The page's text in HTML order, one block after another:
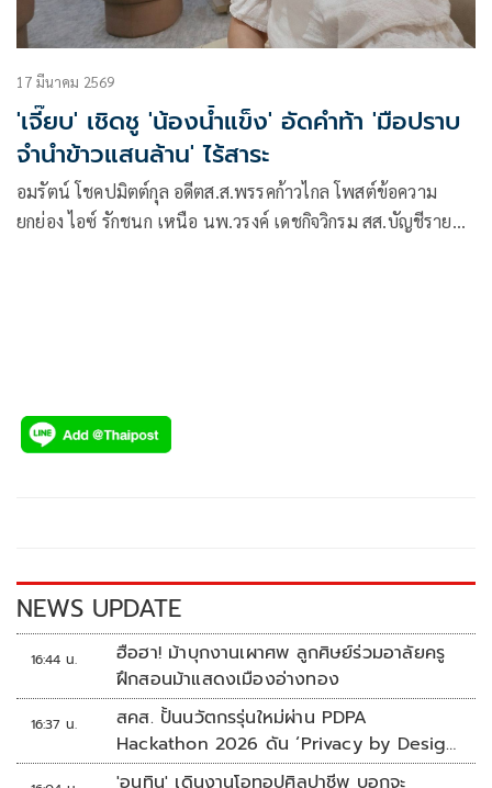
17 มีนาคม 2569
'เจี๊ยบ' เชิดชู 'น้องน้ำแข็ง' อัดคำท้า 'มือปราบ
จำนำข้าวแสนล้าน' ไร้สาระ
อมรัตน์ โชคปมิตต์กุล อดีตส.ส.พรรคก้าวไกล โพสต์ข้อความ
ยกย่อง ไอซ์ รักชนก เหนือ นพ.วรงค์ เดชกิจวิกรม สส.บัญชีรายชื่อ
NEWS UPDATE
16:44 น.
ฮือฮา! ม้าบุกงานเผาศพ ลูกศิษย์ร่วมอาลัยครู
ฝึกสอนม้าแสดงเมืองอ่างทอง
16:37 น.
สคส. ปั้นนวัตกรรุ่นใหม่ผ่าน PDPA
Hackathon 2026 ดัน ‘Privacy by Design
for all’ สู่โซลูชันคุ้มครองข้อมูลส่วนบุคคลที่